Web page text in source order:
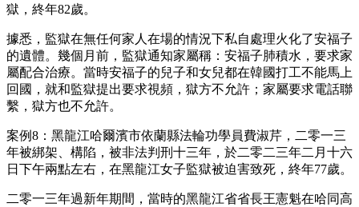
獄，終年82歲。
據悉，監獄在無任何家人在場的情況下私自處理火化了安福子
的遺體。幾個月前，監獄通知家屬稱：安福子肺積水，要求家
屬配合治療。當時安福子的兒子和女兒都在韓國打工不能馬上
回國，就和監獄提出要求視頻，獄方不允許；家屬要求電話聯
繫，獄方也不允許。
案例8：黑龍江哈爾濱市依蘭縣法輪功學員費淑芹，二零一三
年被綁架、構陷，被非法判刑十三年，於二零二三年二月十六
日下午兩點左右，在黑龍江女子監獄被迫害致死，終年77歲。
二零一三年過新年期間，當時的黑龍江省省長王憲魁在哈同高